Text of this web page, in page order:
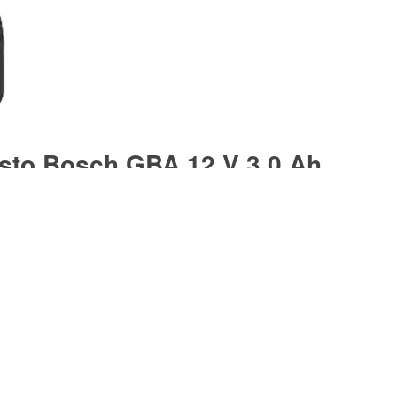
Bosch GBA 12 V 3,0 Ah